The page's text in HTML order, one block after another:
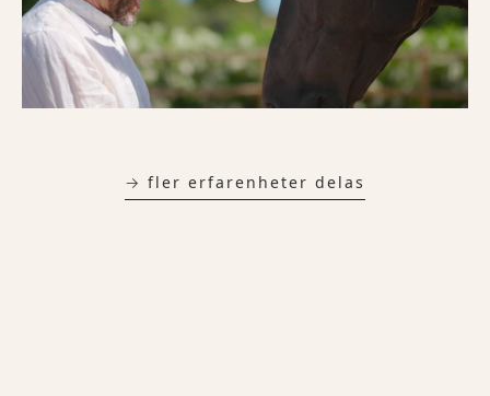
→ fler erfarenheter delas